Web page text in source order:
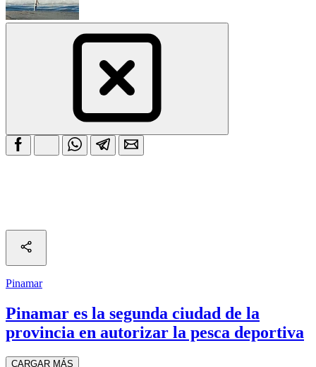
Pinamar
Pinamar es la segunda ciudad de la
provincia en autorizar la pesca deportiva
CARGAR MÁS